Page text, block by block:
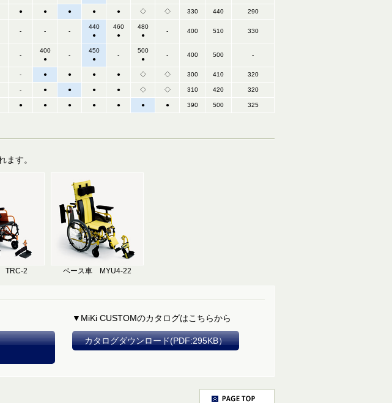
● ● ● ● ● ◇ ◇ 330 440 290
- - -
440
●
460
●
480
●
- 400 510 330
-
400
●
-
450
●
-
500
●
- 400 500 -
- ● ● ● ● ◇ ◇ 300 410 320
- ● ● ● ● ◇ ◇ 310 420 320
● ● ● ● ● ● ● 390 500 325
ます。
TRC-2 ベース車 MYU4-22
▼MiKi CUSTOMのカタログはこちらから
カタログダウンロード(PDF:295KB）